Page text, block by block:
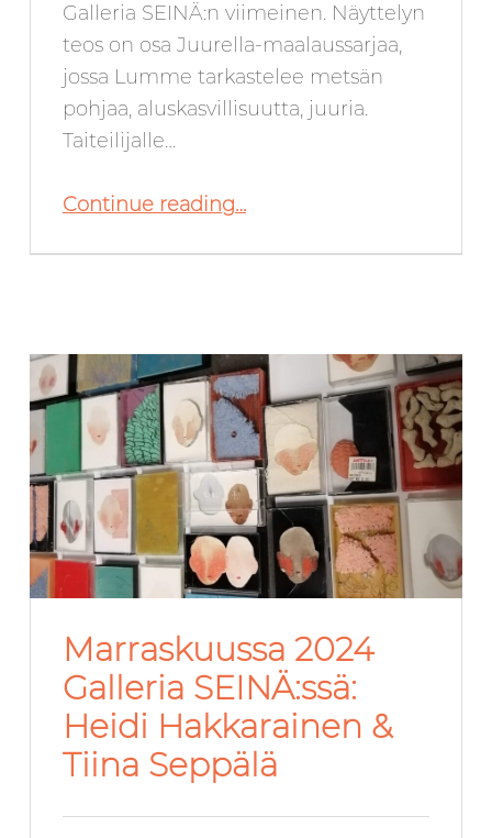
Galleria SEINÄ:n viimeinen. Näyttelyn
teos on osa Juurella-maalaussarjaa,
jossa Lumme tarkastelee metsän
pohjaa, aluskasvillisuutta, juuria.
Taiteilijalle…
Continue reading“Joulukuussa 2024 Galleria SEINÄ:ssä: Johanna Lumme”
…
Marraskuussa 2024
Galleria SEINÄ:ssä:
Heidi Hakkarainen &
Tiina Seppälä